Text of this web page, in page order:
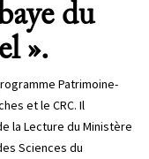
du
».
Patrimoine-
et le CRC. Il
la Lecture du Ministère
Sciences du